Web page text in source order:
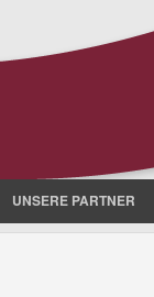
UNSERE PARTNER